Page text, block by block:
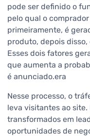
pode ser definido o
pelo qual o
primeiramente, é
produto, depois
Esses dois fatores
que aumenta a
é anunciado.era
Nesse processo, o
leva visitantes ao
transformados em
oportunidades de